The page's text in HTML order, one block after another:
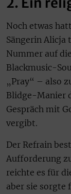
Noch etwas
Sängerin
Nummer auf
Blackmusic-
„Pray“ – also
Blidge-Manier
Gespräch mit
vergibt.
Der Refrain
Aufforderung
reichte es für
aber sie sorgte